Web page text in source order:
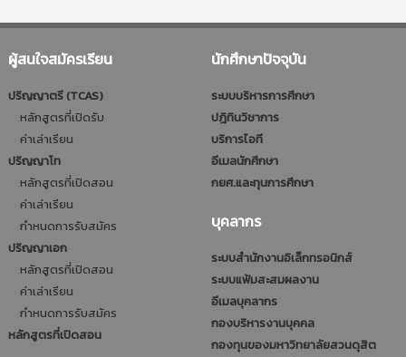
ผู้สนใจสมัครเรียน
ปริญญาตรี (TCAS)
หลักสูตรที่เปิดรับ
ค่าเล่าเรียน
ปริญญาโท
หลักสูตรที่เปิดสอน
ค่าเล่าเรียน
กำหนดการรับสมัคร
ปริญญาเอก
หลักสูตรที่เปิดสอน
ค่าเล่าเรียน
กำหนดการรับสมัคร
หลักสูตรที่เปิดสอน
นักศึกษาปัจจุบัน
ระบบบริหารการศึกษา
ปฎิทินวิชาการ
บริการไอที
อีเมลนักศึกษา
กยศ.และทุนการศึกษา
บุคลากร
ระบบสำนักงานอิเล็กทรอนิกส์
ระบบแฟ้มสะสมผลงาน
อีเมลบุคลากร
กองบริหารงานบุคคล
กองทุนของมหาวิทยาลัยสวนดุสิต